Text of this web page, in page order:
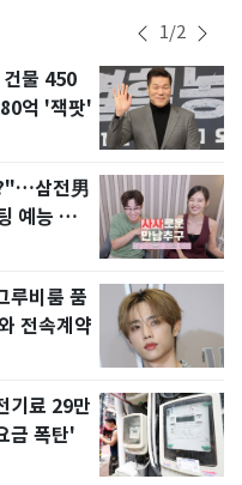
1/2
물 450
억 '잭팟'
삼전男
예능 화
루비룸 품
전속계약
기료 29만
금 폭탄'